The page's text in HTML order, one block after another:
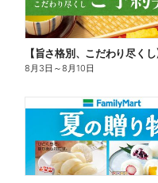
8月3日 ～8月10日